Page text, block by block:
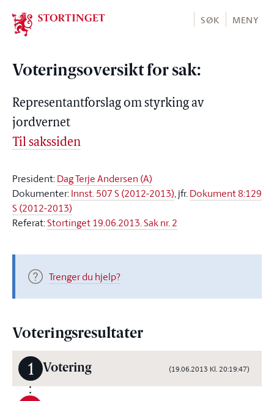
Stortinget.no
SØK MENY
Voteringsoversikt for sak:
Representantforslag om styrking av
jordvernet
Til sakssiden
President:Dag Terje Andersen (A)
Dokumenter:Innst. 507 S (2012-2013), jfr.Dokument 8:129
S (2012-2013)
Referat:Stortinget 19.06.2013. Sak nr. 2
Trenger du hjelp?
Voteringsresultater
1 Votering (19.06.2013 Kl. 20:19:47)